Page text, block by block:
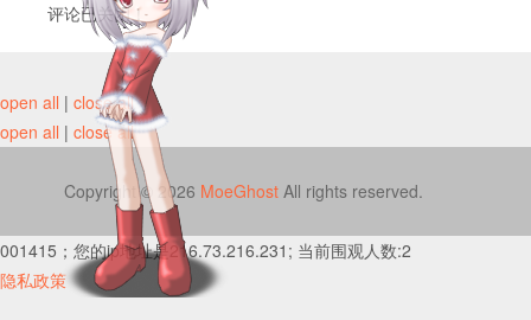
评论已关闭！
open all | close all
open all | close all
Copyright © 2026 MoeGhost All rights reserved.
001415；您的ip地址是216.73.216.231; 当前围观人数:2
隐私政策